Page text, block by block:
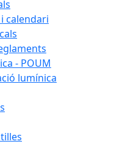
calendari
- POUM
lumínica